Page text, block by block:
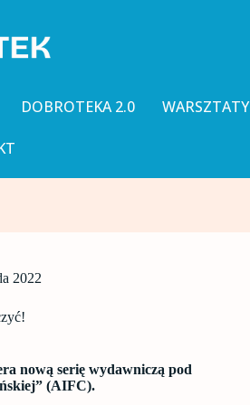
DOBROTEKA 2.0 WARSZTATY
2022
nową serię wydawniczą pod
(AIFC).